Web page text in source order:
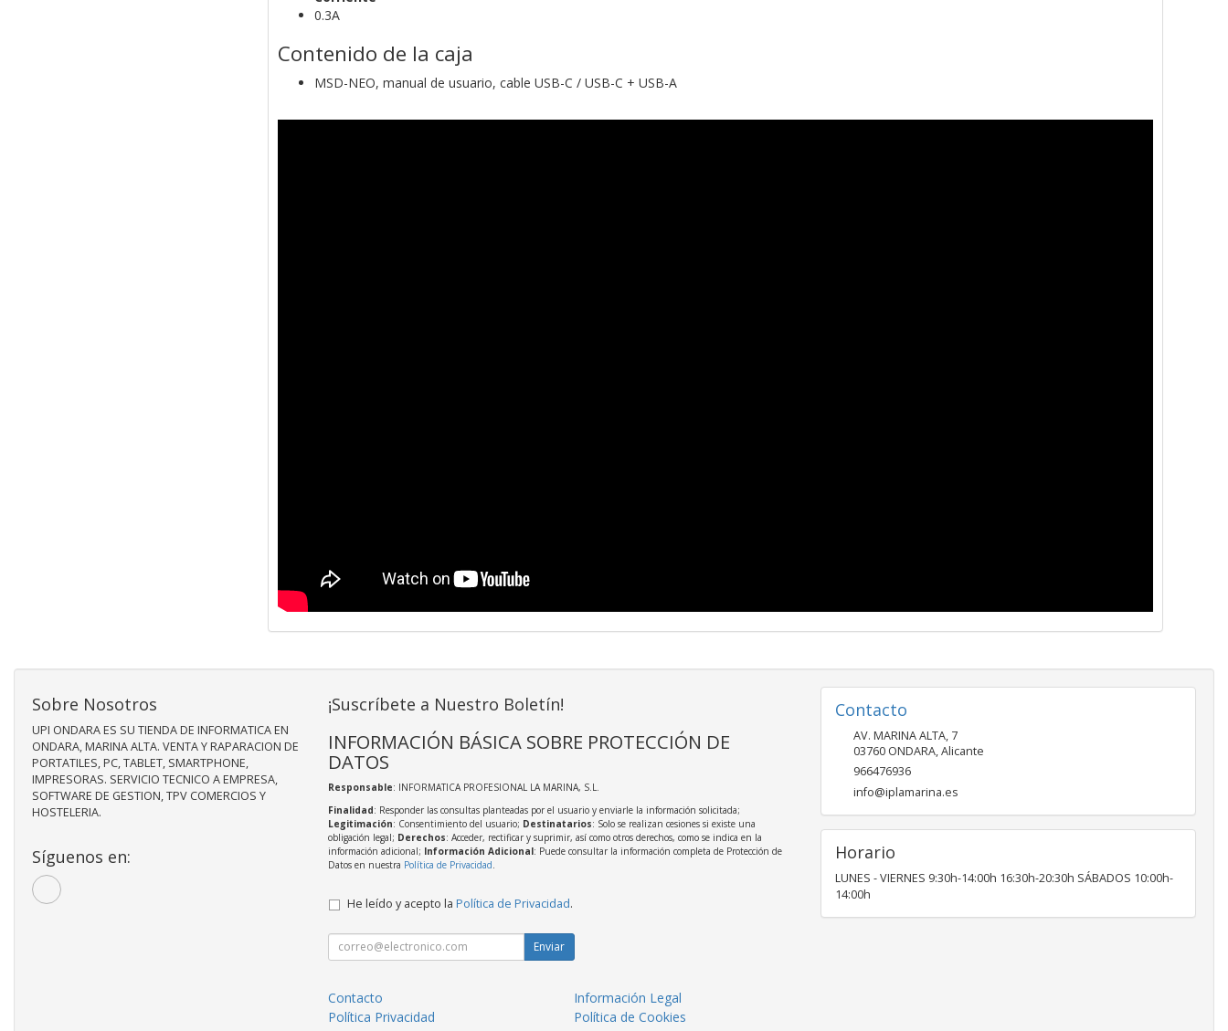
0.3A
Contenido de la caja
MSD-NEO, manual de usuario, cable USB-C / USB-C + USB-A
Sobre Nosotros
UPI ONDARA ES SU TIENDA DE INFORMATICA EN
ONDARA, MARINA ALTA. VENTA Y RAPARACION DE
PORTATILES, PC, TABLET, SMARTPHONE,
IMPRESORAS. SERVICIO TECNICO A EMPRESA,
SOFTWARE DE GESTION, TPV COMERCIOS Y
HOSTELERIA.
Síguenos en:
¡Suscríbete a Nuestro Boletín!
INFORMACIÓN BÁSICA SOBRE PROTECCIÓN DE
DATOS
Responsable: INFORMATICA PROFESIONAL LA MARINA, S.L.
Finalidad: Responder las consultas planteadas por el usuario y enviarle la información solicitada;
Legitimación: Consentimiento del usuario; Destinatarios: Solo se realizan cesiones si existe una
obligación legal; Derechos: Acceder, rectificar y suprimir, así como otros derechos, como se indica en la
información adicional; Información Adicional: Puede consultar la información completa de Protección de
Datos en nuestra Política de Privacidad
He leído y acepto la Política de Privacidad.
Enviar
Contacto
Información Legal
Política Privacidad
Política de Cookies
Contacto
AV. MARINA ALTA, 7
03760 ONDARA,Alicante
966476936
info@iplamarina.es
Horario
LUNES - VIERNES 9:30h-14:00h 16:30h-20:30h SÁBADOS 10:00h-
14:00h